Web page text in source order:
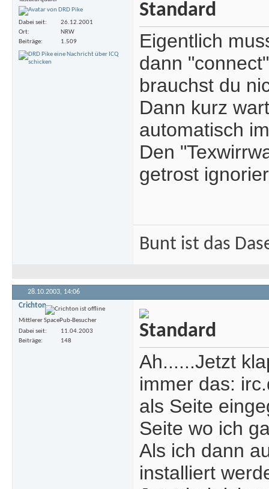
Dabei seit
26.12.2001
Ort
NRW
Beiträge
1.509
Eigentlich
dann
brauchst du
Dann kurz
automatisch
Den
getrost
Bunt ist das
28.10.2003, 14:06
Crichton
Mittlerer SpacePub-Besucher
Dabei seit
11.04.2003
Beiträge
148
Ah......Jetzt
immer das:
als Seite
Seite wo ich
Als ich dann
installiert